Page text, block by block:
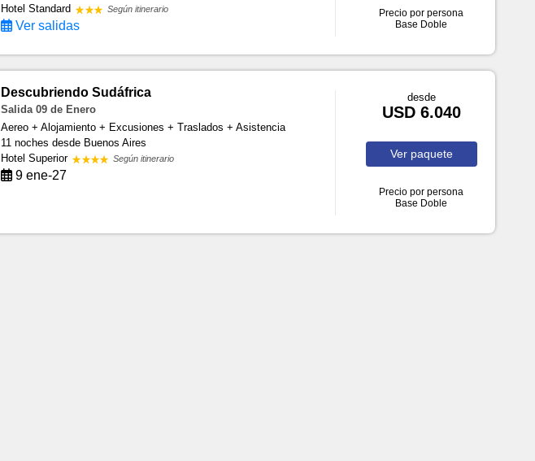
Hotel Standard
Según itinerario
Ver salidas
Precio por persona
Base Doble
Descubriendo Sudáfrica
Salida 09 de Enero
Aereo + Alojamiento + Excusiones + Traslados + Asistencia
11 noches desde Buenos Aires
Hotel Superior
Según itinerario
9 ene-27
desde
USD 6.040
Ver paquete
Precio por persona
Base Doble